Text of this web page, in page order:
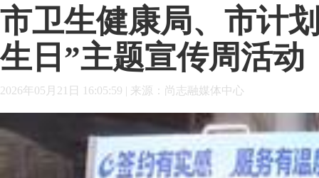
市卫生健康局、市计
生日”主题宣传周活动
2026年05月21日 16:05:59 | 来源：尚志融媒体中心